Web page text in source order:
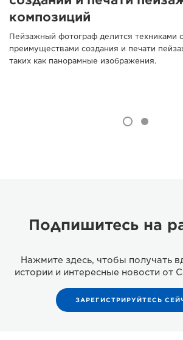
композиций
Пейзажный фотограф делится техниками
преимуществами создания и печати
таких как панорамные изображения.
Подпишитесь на
Нажмите здесь, чтобы получать
истории и интересные новости от
ЗАРЕГИСТРИРУЙТЕСЬ